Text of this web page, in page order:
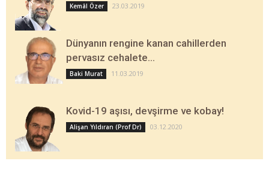
Kemâl Özer 23.03.2019
Dünyanın rengine kanan cahillerden
pervasız cehalete…
Baki Murat 11.03.2019
Kovid-19 aşısı, devşirme ve kobay!
Alişan Yıldıran (Prof Dr) 03.12.2020